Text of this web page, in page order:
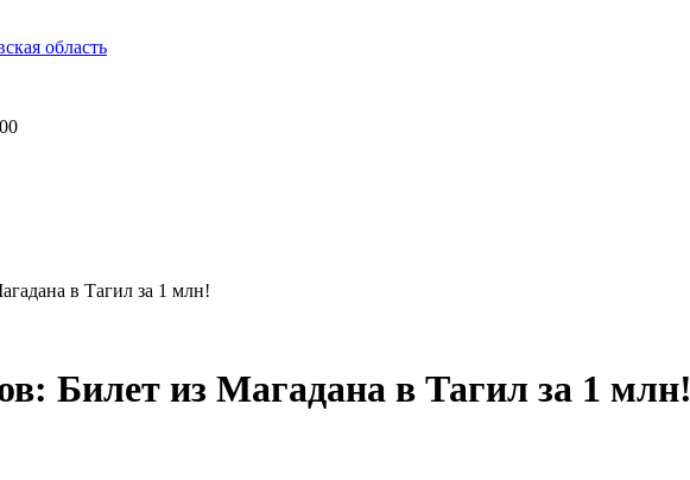
область
в Тагил за 1 млн!
Билет из Магадана в Тагил за 1 млн!